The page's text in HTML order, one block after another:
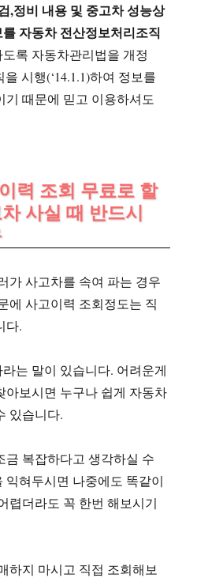
,정비 내용 및 중고차 성능상
자동차 전산정보처리조직
도록 자동차관리법을 개정
을 시행(‘14.1.1)하여 정보를
기 때문에 믿고 이용하셔도
력 조회 무료로 할
사실 때 반드시
가 사고차를 속여 파는 경우
에 사고이력 조회정도는 직
다.
는 말이 있습니다. 어려운게
아보시면 누구나 쉽게 자동차
있습니다.
금 복잡하다고 생각하실 수
익혀두시면 나중에도 똑같이
렵더라도 꼭 한번 해보시기
하지 마시고 직접 조회해보